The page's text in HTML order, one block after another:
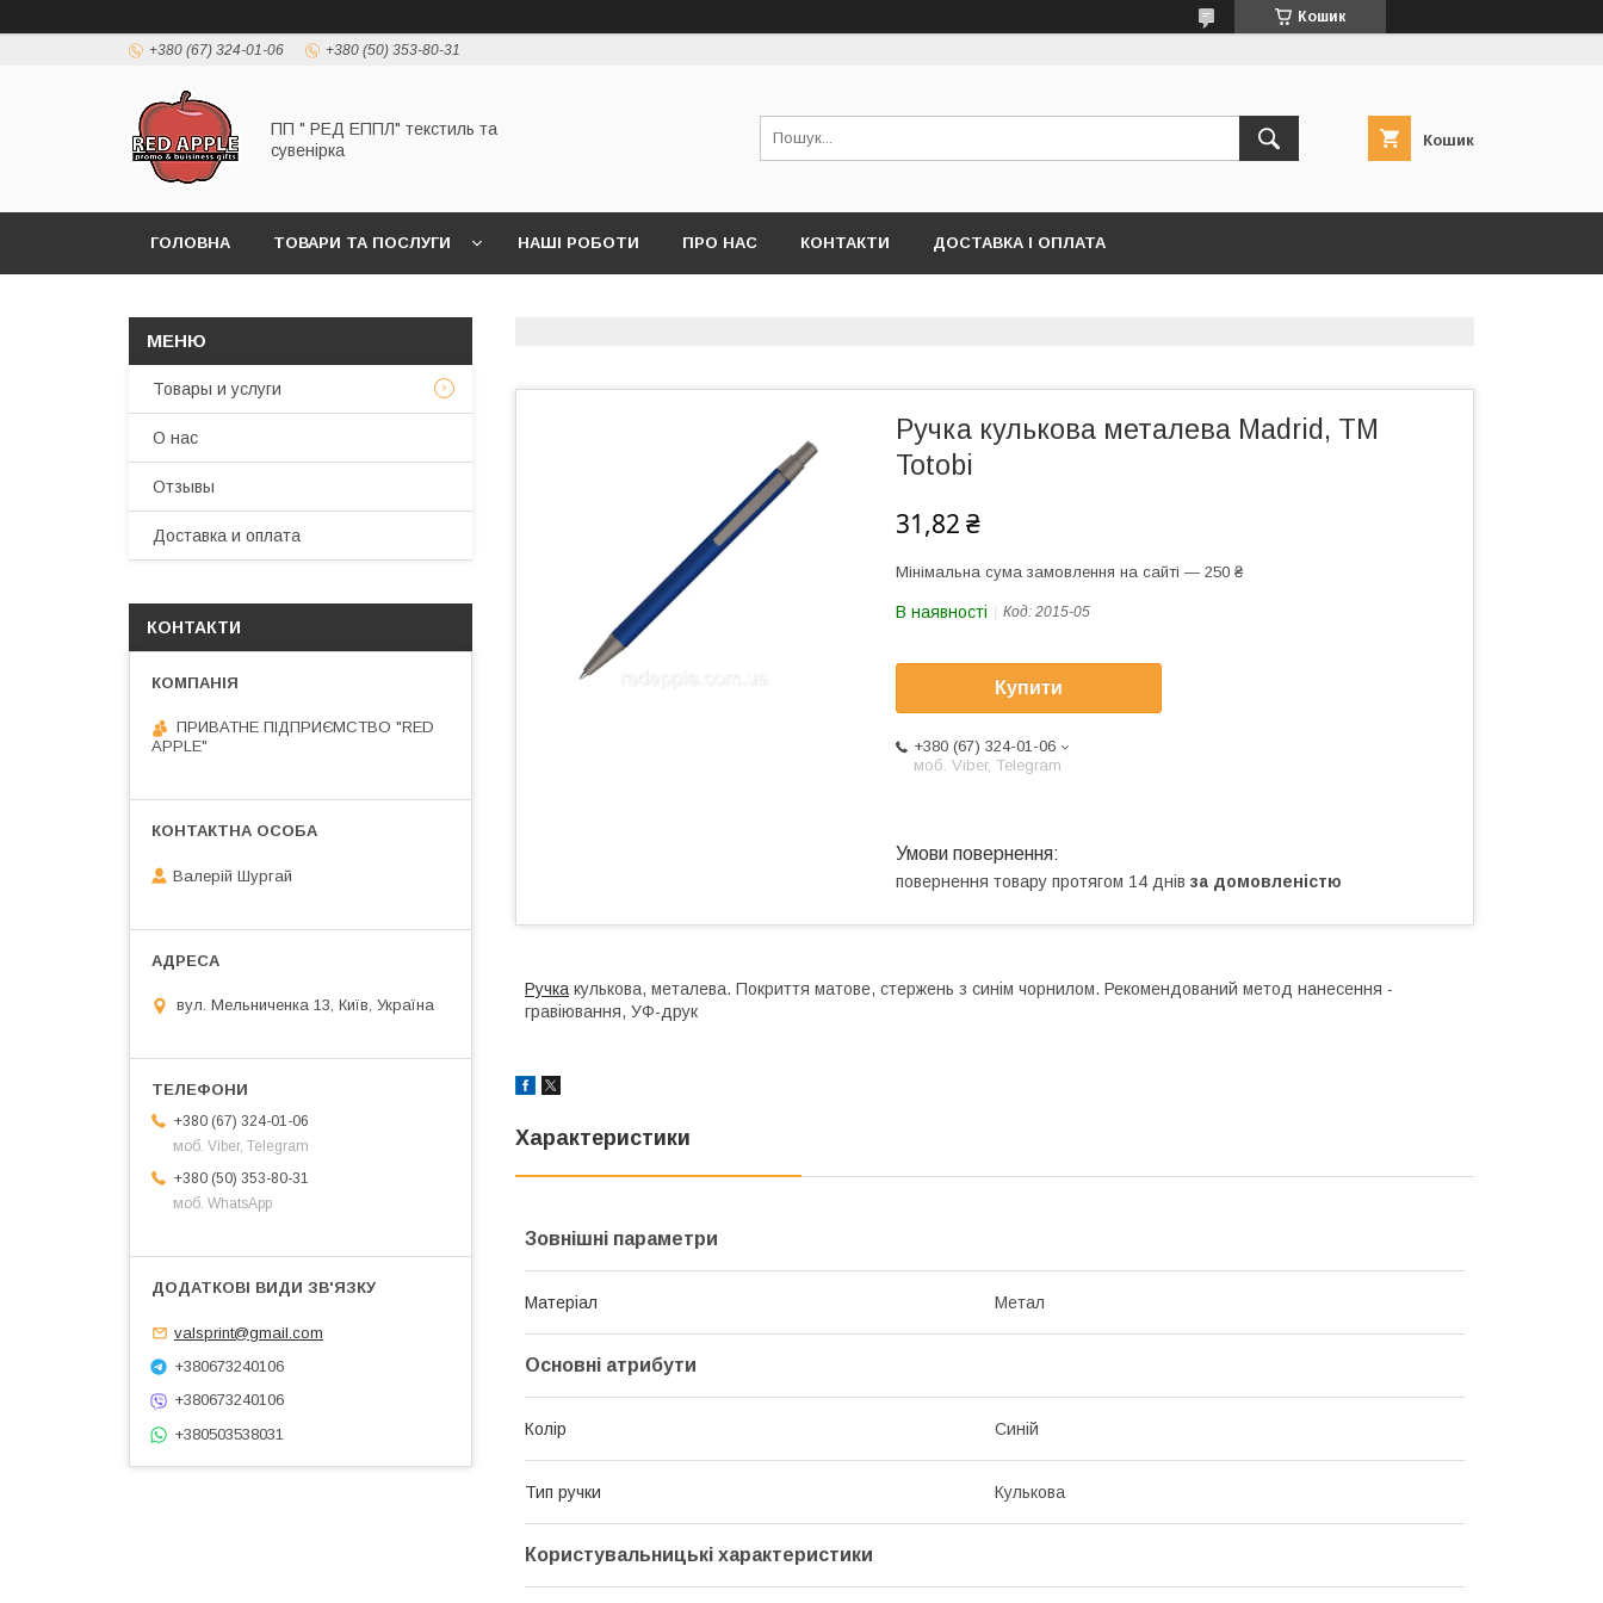
Кошик
+380 (67) 324-01-06 +380 (50) 353-80-31
ПП " РЕД ЕППЛ" текстиль та
сувенірка
Кошик
ГОЛОВНА ТОВАРИ ТА ПОСЛУГИ НАШІ РОБОТИ ПРО НАС КОНТАКТИ ДОСТАВКА І ОПЛАТА
Ручка кулькова металева Madrid, TM
Totobi
31,82 ₴
Мінімальна сума замовлення на сайті — 250 ₴
В наявності Код: 2015-05
Купити
+380 (67) 324-01-06
моб. Viber, Telegram
повернення товару протягом 14 днів за домовленістю
Ручка кулькова, металева. Покриття матове, стержень з синім чорнилом. Рекомендований метод нанесення -
гравіювання, УФ-друк
Характеристики
Зовнішні параметри
Матеріал Метал
Основні атрибути
Колір Синій
Тип ручки Кулькова
Користувальницькі характеристики
Товары и услуги
О нас
Отзывы
Доставка и оплата
КОНТАКТИ
ПРИВАТНЕ ПІДПРИЄМСТВО "RED
APPLE"
Валерій Шургай
вул. Мельниченка 13, Київ, Україна
+380 (67) 324-01-06
моб. Viber, Telegram
+380 (50) 353-80-31
моб. WhatsApp
valsprint@gmail.com
+380673240106
+380673240106
+380503538031